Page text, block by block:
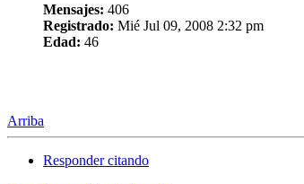
Mensajes: 406
Registrado: Mié Jul 09, 2008 2:32 pm
Edad: 46
Arriba
Responder citando